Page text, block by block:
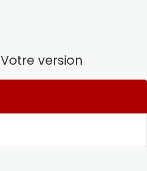
Votre version